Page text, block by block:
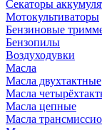
Секаторы
Мотокультиваторы
Бензиновые
Бензопилы
Воздуходувки
Масла
Масла двухтактные
Масла
Масла цепные
Масла